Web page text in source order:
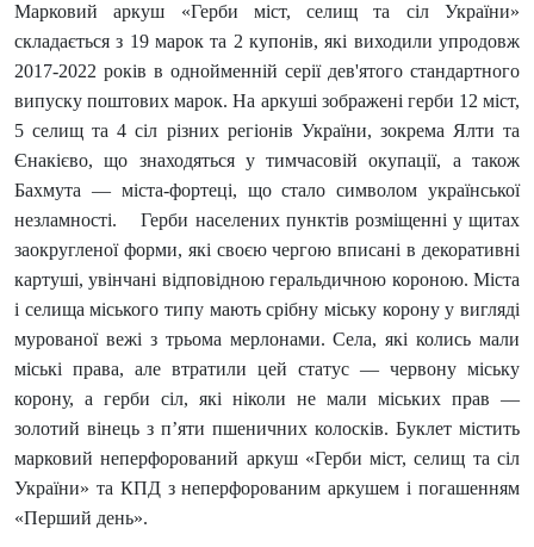
Марковий аркуш «Герби міст, селищ та сіл України»
складається з 19 марок та 2 купонів, які виходили упродовж
2017-2022 років в однойменній серії дев'ятого стандартного
випуску поштових марок. На аркуші зображені герби 12 міст,
5 селищ та 4 сіл різних регіонів України, зокрема Ялти та
Єнакієво, що знаходяться у тимчасовій окупації, а також
Бахмута — міста-фортеці, що стало символом української
незламності. Герби населених пунктів розміщенні у щитах
заокругленої форми, які своєю чергою вписані в декоративні
картуші, увінчані відповідною геральдичною короною. Міста
і селища міського типу мають срібну міську корону у вигляді
мурованої вежі з трьома мерлонами. Села, які колись мали
міські права, але втратили цей статус — червону міську
корону, а герби сіл, які ніколи не мали міських прав —
золотий вінець з п’яти пшеничних колосків. Буклет містить
марковий неперфорований аркуш «Герби міст, селищ та сіл
України» та КПД з неперфорованим аркушем і погашенням
«Перший день».